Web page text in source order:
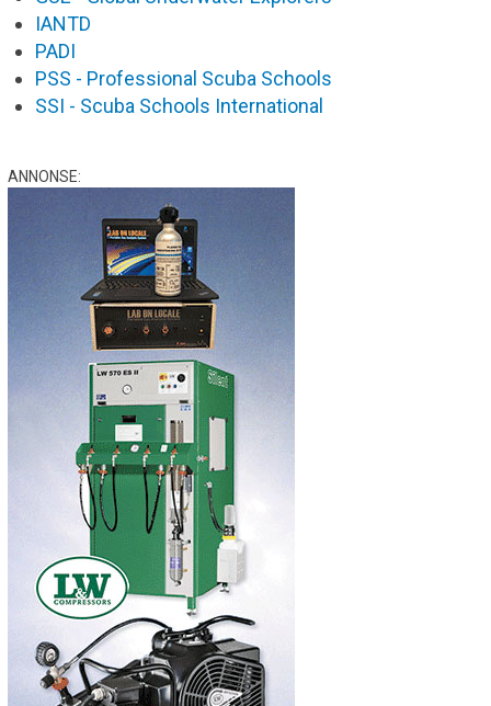
IANTD
PADI
PSS - Professional Scuba Schools
SSI - Scuba Schools International
ANNONSE: